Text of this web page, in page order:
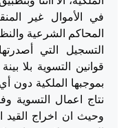
المحاكم الشرعية
التسجيل التي
قوانين التسوية بلا
بموجبها الملكية دون
نتاج اعمال التسوية
وحيث ان اخراج القيد